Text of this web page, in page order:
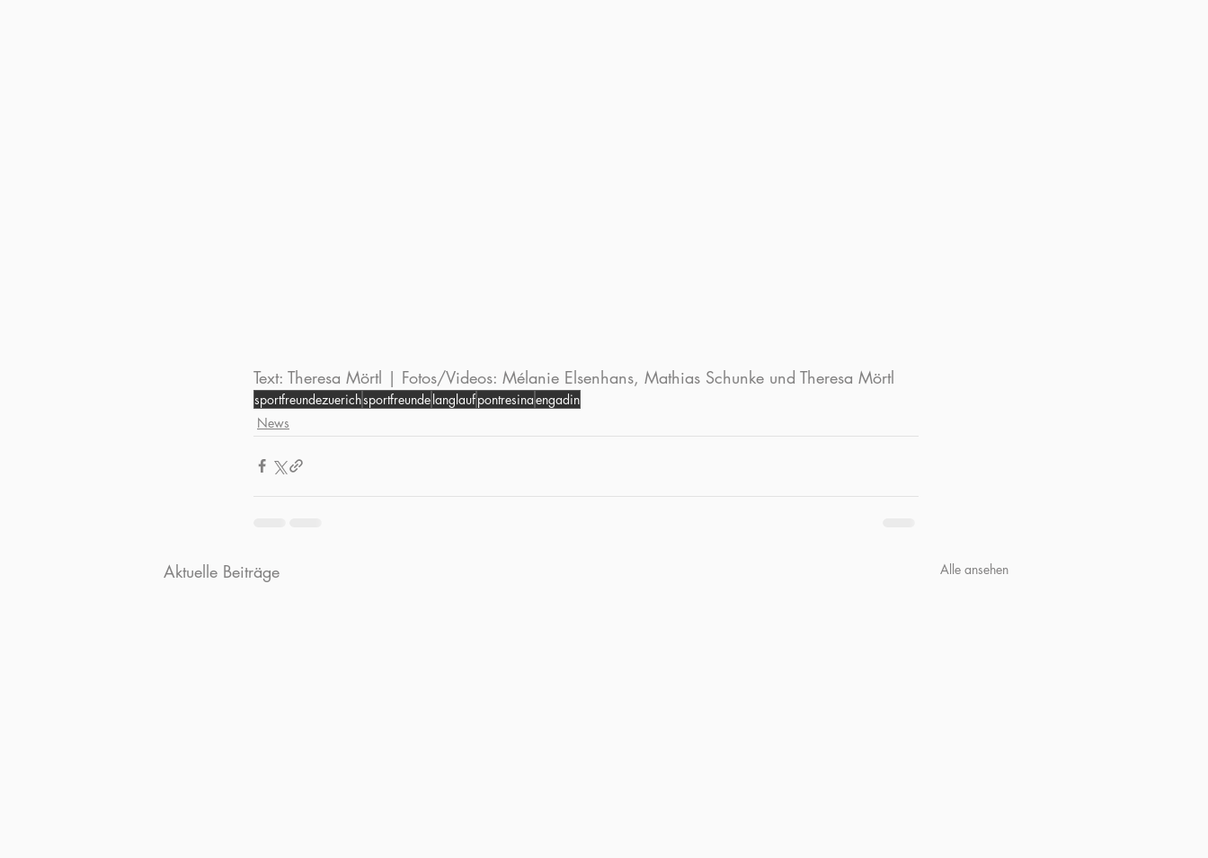
Text: Theresa Mörtl | Fotos/Videos: Mélanie Elsenhans, Mathias Schunke und Theresa Mörtl
sportfreundezuerichsportfreundelanglaufpontresinaengadin
News
Aktuelle Beiträge Alle ansehen